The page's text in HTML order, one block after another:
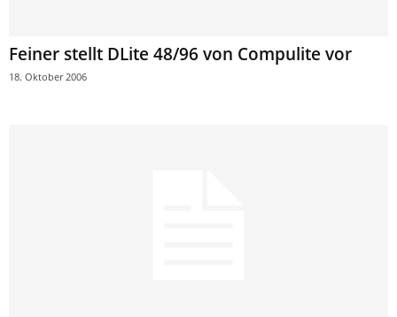
Feiner stellt DLite 48/96 von Compulite vor
18. Oktober 2006